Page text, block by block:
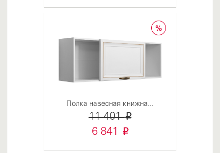
Полка навесная книжна...
11 401i
6 841 i